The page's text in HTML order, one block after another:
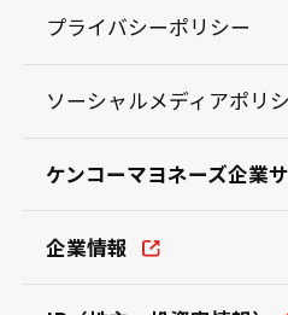
プライバシーポリシー
ソーシャルメディアポリ
ケンコーマヨネーズ企業
企業情報